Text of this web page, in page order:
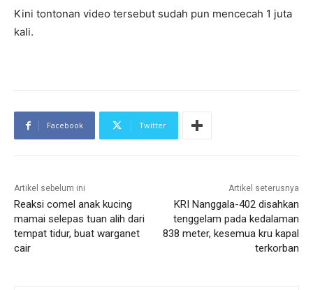
Kini tontonan video tersebut sudah pun mencecah 1 juta
kali.
Facebook Twitter
Artikel sebelum ini
Reaksi comel anak kucing
mamai selepas tuan alih dari
tempat tidur, buat warganet
cair
Artikel seterusnya
KRI Nanggala-402 disahkan
tenggelam pada kedalaman
838 meter, kesemua kru kapal
terkorban